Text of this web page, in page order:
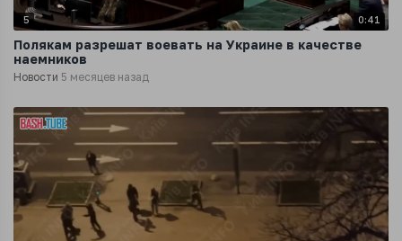
5 0:41
Полякам разрешат воевать на Украине в качестве
наемников
Новости 5 месяцев назад